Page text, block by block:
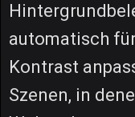
automatisch
Kontrast
Szenen, in